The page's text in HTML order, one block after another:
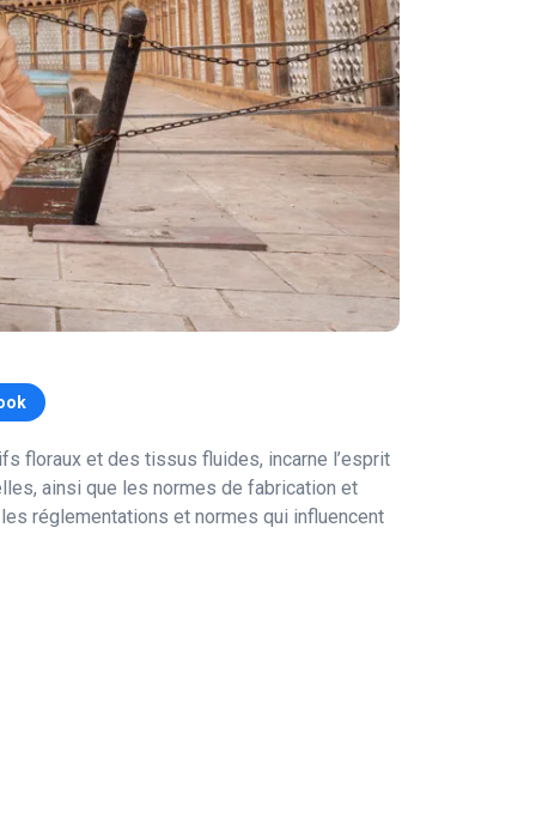
floraux et des tissus fluides, incarne l’esprit
ainsi que les normes de fabrication et
réglementations et normes qui influencent